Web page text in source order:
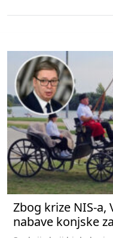
Zbog krize NIS-a,
nabave konjske